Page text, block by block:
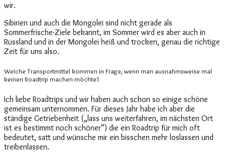
wir.
Sibirien und auch die Mongolei sind nicht gerade als
Sommerfrische-Ziele bekannt, im Sommer wird es aber auch in
Russland und in der Mongolei heiß und trocken, genau die richtige
Zeit für uns also.
Welche Transportmittel kommen in Frage, wenn man ausnahmsweise mal
keinen Roadtrip machen möchte?
Ich liebe Roadtrips und wir haben auch schon so einige schöne
gemeinsam unternommen. Für dieses Jahr habe ich aber die
ständige Getriebenheit („lass uns weiterfahren, im nächsten Ort
ist es bestimmt noch schöner“) die ein Roadtrip für mich oft
bedeutet, satt und wünsche mir ein bisschen mehr loslassen und
treibenlassen.